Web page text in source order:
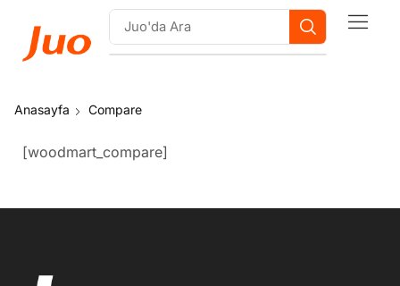
Anasayfa Compare
[woodmart_compare]